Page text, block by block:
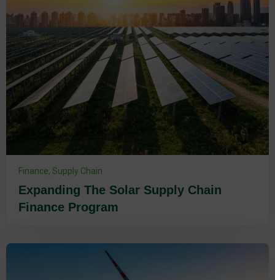
Finance, Supply Chain
Expanding The Solar Supply Chain
Finance Program